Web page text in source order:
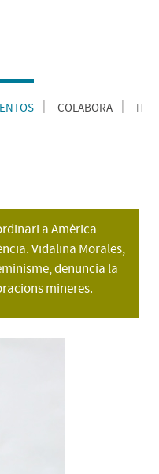
COLABORA
a Amèrica
Vidalina Morales,
denuncia la
mineres.